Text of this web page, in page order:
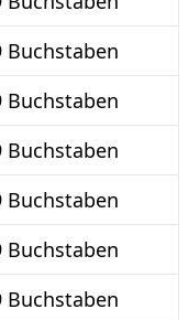
Buchstaben
Buchstaben
Buchstaben
Buchstaben
Buchstaben
Buchstaben